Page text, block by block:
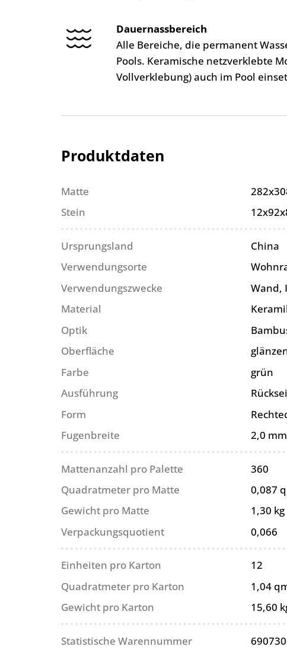
Dauernassbereich
Alle Bereiche, die permanent
Pools. Keramische netzverklebte
Vollverklebung) auch im Pool
Produktdaten
Matte
Stein
Ursprungsland
China
Verwendungsorte
Verwendungszwecke
Wand,
Material
Optik
Oberfläche
Farbe
grün
Ausführung
Form
Fugenbreite
2,0 mm
Mattenanzahl pro Palette
360
Quadratmeter pro Matte
0,087
Gewicht pro Matte
1,30 kg
Verpackungsquotient
0,066
Einheiten pro Karton
12
Quadratmeter pro Karton
1,04
Gewicht pro Karton
15,60
Statistische Warennummer